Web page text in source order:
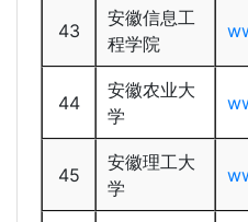
43
安徽信息工
程学院
44
安徽农业大
学
45
安徽理工大
学